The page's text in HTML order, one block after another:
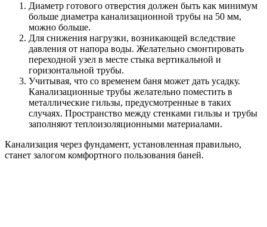
Диаметр готового отверстия должен быть как минимум
больше диаметра канализационной трубы на 50 мм,
можно больше.
Для снижения нагрузки, возникающей вследствие
давления от напора воды. Желательно смонтировать
переходной узел в месте стыка вертикальной и
горизонтальной трубы.
Учитывая, что со временем баня может дать усадку.
Канализационные трубы желательно поместить в
металлические гильзы, предусмотренные в таких
случаях. Пространство между стенками гильзы и трубы
заполняют теплоизоляционными материалами.
Канализация через фундамент, установленная правильно,
станет залогом комфортного пользования баней.